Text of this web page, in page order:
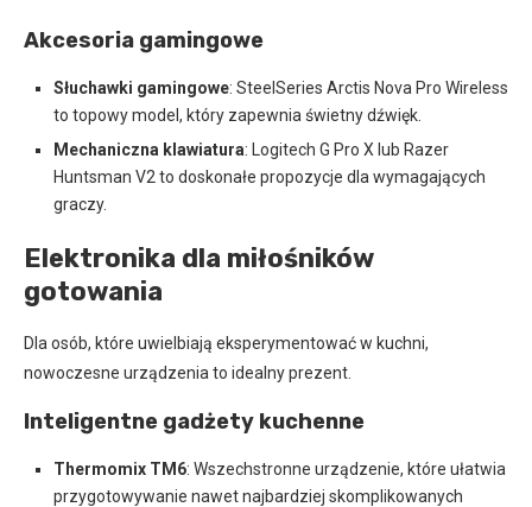
Akcesoria gamingowe
Słuchawki gamingowe: SteelSeries Arctis Nova Pro Wireless
to topowy model, który zapewnia świetny dźwięk.
Mechaniczna klawiatura: Logitech G Pro X lub Razer
Huntsman V2 to doskonałe propozycje dla wymagających
graczy.
Elektronika dla miłośników
gotowania
Dla osób, które uwielbiają eksperymentować w kuchni,
nowoczesne urządzenia to idealny prezent.
Inteligentne gadżety kuchenne
Thermomix TM6: Wszechstronne urządzenie, które ułatwia
przygotowywanie nawet najbardziej skomplikowanych